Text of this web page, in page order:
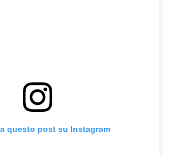
questo post su Instagram